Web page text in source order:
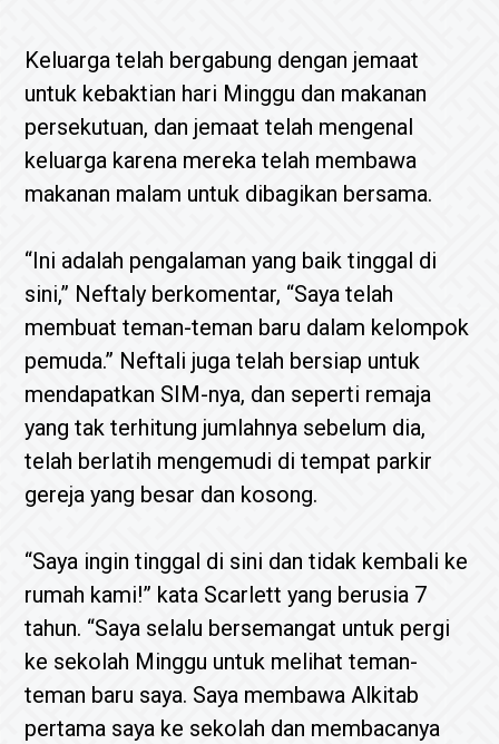
Keluarga telah bergabung dengan jemaat
untuk kebaktian hari Minggu dan makanan
persekutuan, dan jemaat telah mengenal
keluarga karena mereka telah membawa
makanan malam untuk dibagikan bersama.
“Ini adalah pengalaman yang baik tinggal di
sini,” Neftaly berkomentar, “Saya telah
membuat teman-teman baru dalam kelompok
pemuda.” Neftali juga telah bersiap untuk
mendapatkan SIM-nya, dan seperti remaja
yang tak terhitung jumlahnya sebelum dia,
telah berlatih mengemudi di tempat parkir
gereja yang besar dan kosong.
“Saya ingin tinggal di sini dan tidak kembali ke
rumah kami!” kata Scarlett yang berusia 7
tahun. “Saya selalu bersemangat untuk pergi
ke sekolah Minggu untuk melihat teman-
teman baru saya. Saya membawa Alkitab
pertama saya ke sekolah dan membacanya